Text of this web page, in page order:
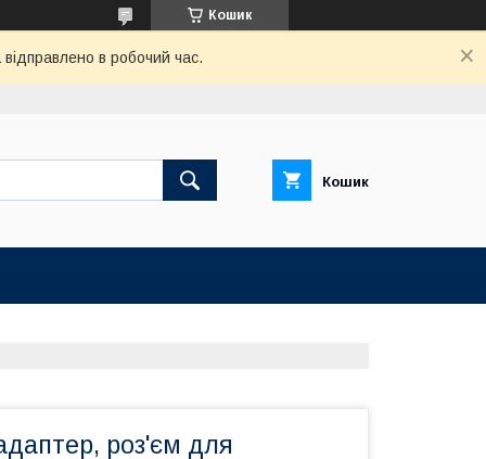
Кошик
в робочий час.
Кошик
роз'єм для